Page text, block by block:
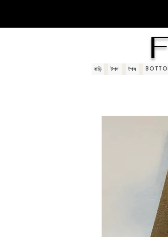
বাড়ি টপস টপস